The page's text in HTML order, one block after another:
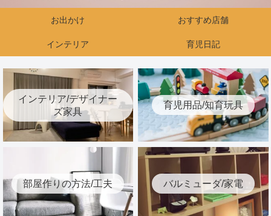
お出かけ おすすめ店舗
インテリア 育児日記
インテリア/デザイナー
ズ家具
育児用品/知育玩具
部屋作りの方法/工夫 バルミューダ/家電